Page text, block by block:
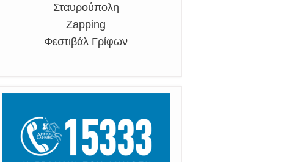
Σταυρούπολη
Zapping
Φεστιβάλ Γρίφων